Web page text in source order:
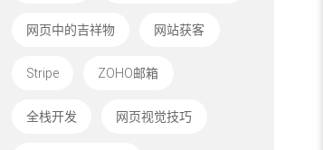
网页中的吉祥物 网站获客
Stripe ZOHO邮箱
全栈开发 网页视觉技巧